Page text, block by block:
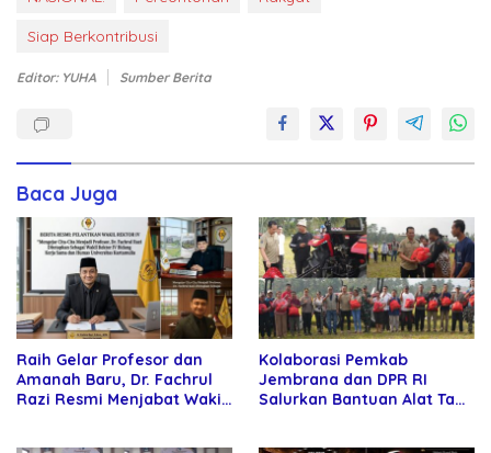
Siap Berkontribusi
Editor: YUHA Sumber Berita
Baca Juga
Raih Gelar Profesor dan
Amanah Baru, Dr. Fachrul
Razi Resmi Menjabat Wakil
Kolaborasi Pemkab
Jembrana dan DPR RI
Salurkan Bantuan Alat Tani